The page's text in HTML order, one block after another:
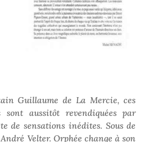
Guillaume de La Mercie, ces
aussitôt revendiquées par
de sensations inédites. Sous de
Velter. Orphée change à son